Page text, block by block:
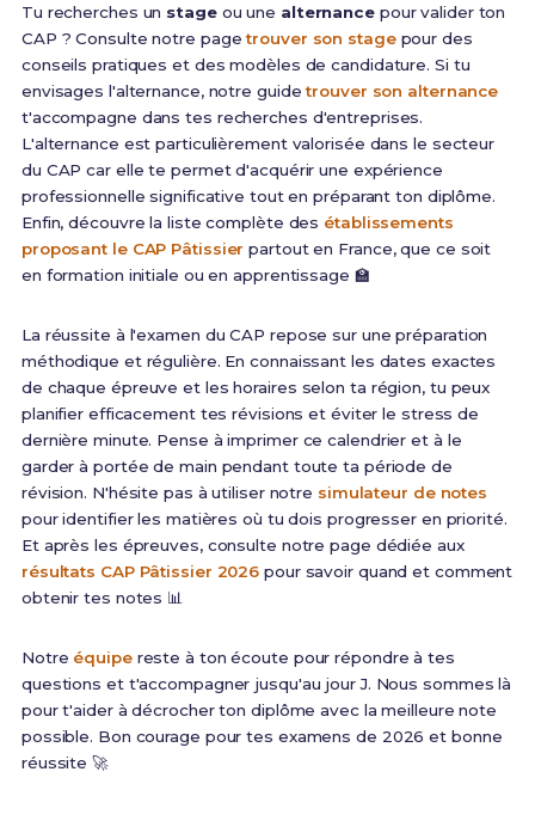
Tu recherches un stageou une alternancepour valider ton
CAP ? Consulte notre pagetrouver son stagepour des
conseils pratiques et des modèles de candidature. Si tu
envisages l'alternance, notre guidetrouver son alternance
t'accompagne dans tes recherches d'entreprises.
L'alternance est particulièrement valorisée dans le secteur
du CAP car elle te permet d'acquérir une expérience
professionnelle significative tout en préparant ton diplôme.
Enfin, découvre la liste complète des établissements
proposant le CAP Pâtissier partout en France, que ce soit
en formation initiale ou en apprentissage 🏫
La réussite à l'examen du CAP repose sur une préparation
méthodique et régulière. En connaissant les dates exactes
de chaque épreuve et les horaires selon ta région, tu peux
planifier efficacement tes révisions et éviter le stress de
dernière minute. Pense à imprimer ce calendrier et à le
garder à portée de main pendant toute ta période de
révision. N'hésite pas à utiliser notre simulateur de notes
pour identifier les matières où tu dois progresser en priorité.
Et après les épreuves, consulte notre page dédiée aux
résultats CAP Pâtissier 2026 pour savoir quand et comment
obtenir tes notes 📊
Notre équipereste à ton écoute pour répondre à tes
questions et t'accompagner jusqu'au jour J. Nous sommes là
pour t'aider à décrocher ton diplôme avec la meilleure note
possible. Bon courage pour tes examens de 2026 et bonne
réussite 🚀